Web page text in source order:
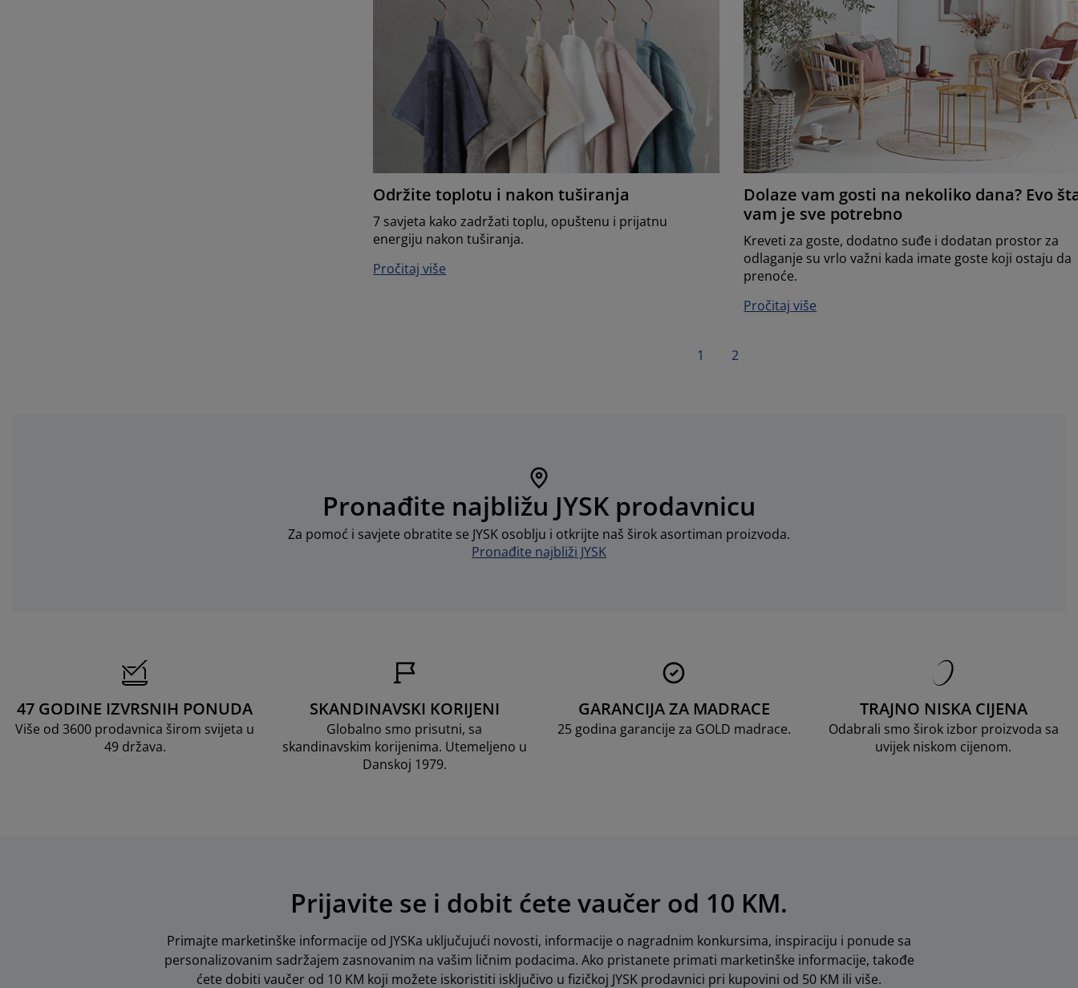
Održite toplotu i nakon tuširanja
7 savjeta kako zadržati toplu, opuštenu i prijatnu
energiju nakon tuširanja.
Pročitaj više
Dolaze vam gosti na nekoliko dana? Evo
vam je sve potrebno
Kreveti za goste, dodatno suđe i dodatan prostor za
odlaganje su vrlo važni kada imate goste koji ostaju da
prenoće.
Pročitaj više
1 2
Pronađite najbližu JYSK prodavnicu
Za pomoć i savjete obratite se JYSK osoblju i otkrijte naš širok asortiman proizvoda.
Pronađite najbliži JYSK
47 GODINE IZVRSNIH PONUDA
Više od 3600 prodavnica širom svijeta u
49 država.
SKANDINAVSKI KORIJENI
Globalno smo prisutni, sa
skandinavskim korijenima. Utemeljeno u
Danskoj 1979.
GARANCIJA ZA MADRACE
25 godina garancije za GOLD madrace.
TRAJNO NISKA CIJENA
Odabrali smo širok izbor proizvoda sa
uvijek niskom cijenom.
Prijavite se i dobit ćete vaučer od 10 KM.
Primajte marketinške informacije od JYSKa uključujući novosti, informacije o nagradnim konkursima, inspiraciju i ponude sa
personalizovanim sadržajem zasnovanim na vašim ličnim podacima. Ako pristanete primati marketinške informacije, takođe
ćete dobiti vaučer od 10 KM koji možete iskoristiti isključivo u fizičkoj JYSK prodavnici pri kupovini od 50 KM ili više.